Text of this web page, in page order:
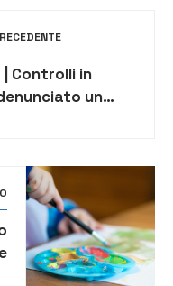
| Controlli in
un